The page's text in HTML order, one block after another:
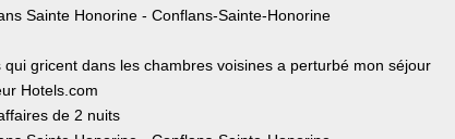
Sainte Honorine - Conflans-Sainte-Honorine
gricent dans les chambres voisines a perturbé mon séjour
Hotels.com
de 2 nuits